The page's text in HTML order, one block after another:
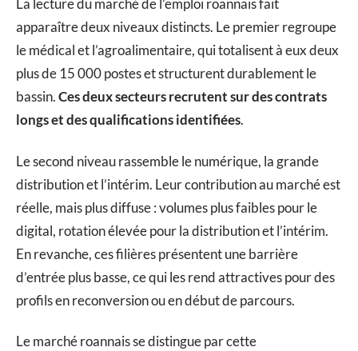
La lecture du marché de l’emploi roannais fait
apparaître deux niveaux distincts. Le premier regroupe
le médical et l’agroalimentaire, qui totalisent à eux deux
plus de 15 000 postes et structurent durablement le
bassin.Ces deux secteurs recrutent sur des contrats
longs et des qualifications identifiées.
Le second niveau rassemble le numérique, la grande
distribution et l’intérim. Leur contribution au marché est
réelle, mais plus diffuse : volumes plus faibles pour le
digital, rotation élevée pour la distribution et l’intérim.
En revanche, ces filières présentent une barrière
d’entrée plus basse, ce qui les rend attractives pour des
profils en reconversion ou en début de parcours.
Le marché roannais se distingue par cette